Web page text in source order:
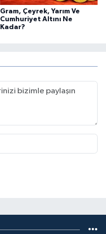
Gram, Çeyrek, Yarım Ve
Cumhuriyet Altını Ne
Kadar?